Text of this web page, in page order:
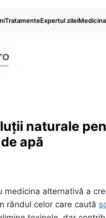
TratamenteExpertul zilei
naturale
apă
medicina alternativă a
rândul celor care caută